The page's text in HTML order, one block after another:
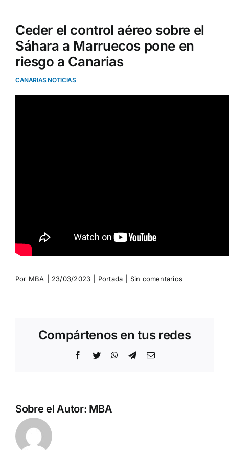
Ceder el control aéreo sobre el
Sáhara a Marruecos pone en
riesgo a Canarias
CANARIAS NOTICIAS
Por MBA 23/03/2023 Portada Sin comentarios
Compártenos en tus redes
Facebook
Twitter WhatsApp
TelegramCorreo
Sobre el Autor: MBA